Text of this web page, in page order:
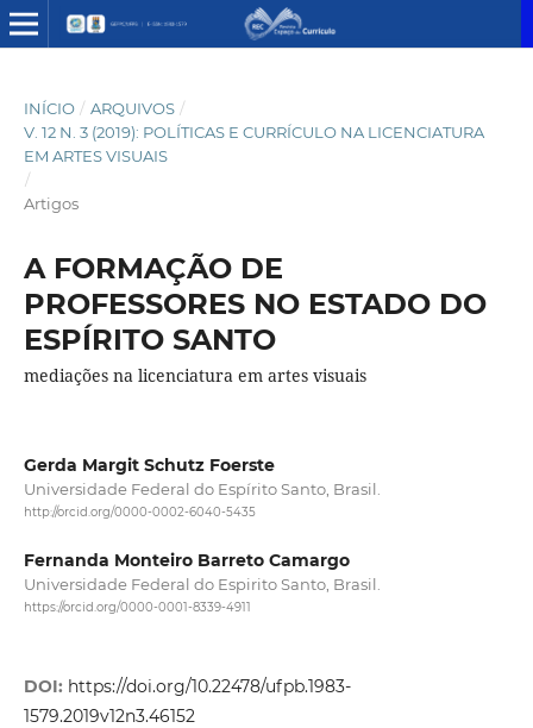
INÍCIO / ARQUIVOS /
V. 12 N. 3 (2019): POLÍTICAS E CURRÍCULO NA LICENCIATURA
EM ARTES VISUAIS
/
Artigos
A FORMAÇÃO DE
PROFESSORES NO ESTADO DO
ESPÍRITO SANTO
mediações na licenciatura em artes visuais
Gerda Margit Schutz Foerste
Universidade Federal do Espírito Santo, Brasil.
http://orcid.org/0000-0002-6040-5435
Fernanda Monteiro Barreto Camargo
Universidade Federal do Espirito Santo, Brasil.
https://orcid.org/0000-0001-8339-4911
DOI: https://doi.org/10.22478/ufpb.1983-
1579.2019v12n3.46152